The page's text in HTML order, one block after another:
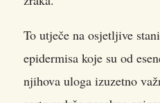
To utječe na osjetljive
epidermisa koje su od
njihova uloga izuzetno